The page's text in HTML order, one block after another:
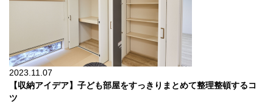
2023.11.07
【収納アイデア】子ども部屋をすっきりまとめて整理整頓するコ
ツ